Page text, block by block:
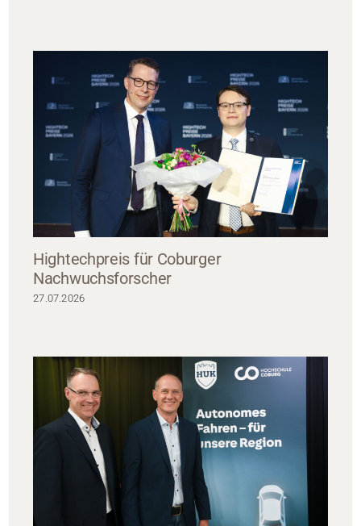
Hightechpreis für Coburger
Nachwuchsforscher
27.07.2026